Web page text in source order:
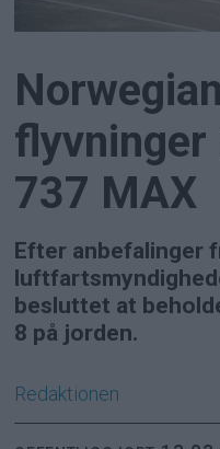
flyvninger
737 MAX
Efter anbefalinger
besluttet at
8 på jorden.
Redaktionen